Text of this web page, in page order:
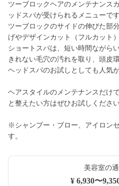
ツーブロックヘアのメンテナンス
ッドスパが受けられるメニューです
ツーブロックのサイドの伸びた部
げやデザインカット（フルカット
ショートスパは、短い時間ながら
きれない毛穴の汚れを取り、頭皮
ヘッドスパのお試しとしても人気
ヘアスタイルのメンテナンスだけ
と整えたい方はぜひお試しください
※シャンプー・ブロー、アイロン
す。
美容室の
¥ 6,930〜